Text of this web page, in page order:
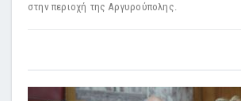
στην περιοχή της Αργυρούπολης.